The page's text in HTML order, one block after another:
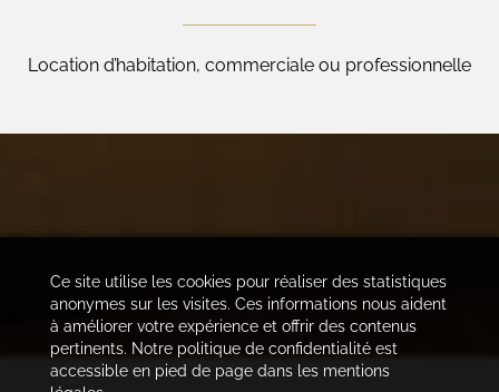
Location d’habitation, commerciale ou professionnelle
Ce site utilise les cookies pour réaliser des statistiques
anonymes sur les visites. Ces informations nous aident
à améliorer votre expérience et offrir des contenus
pertinents. Notre politique de confidentialité est
accessible en pied de page dans les mentions